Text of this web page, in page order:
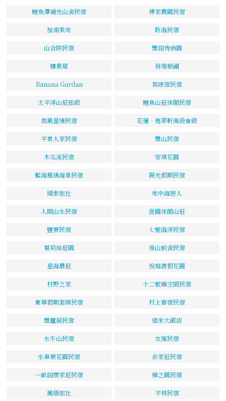
鯉魚潭瑚光山舍民宿 傅家農園民宿
加南美地 聆海民宿
山合院民宿 豐田肯納園
糖果屋 發現樹湖
Banana Gardan 葉綠宿民宿
太平洋山莊旅館 鯉魚山莊休閒民宿
微風星情民宿 花蓮‧逸翠軒高級會館
平常人家民宿 豐山民宿
木瓜溪民宿 安琪花園
藍海風情海景民宿 陽光假期民宿
順泰旅社 地中海戀人
人間山水民宿 澄園休閒山莊
鹽寮民宿 七號海洋民宿
葛莉絲莊園 後山前舍民宿
星海農莊 悅庭渡假花園
村野之家 十二號橋空間民宿
東華假期套房民宿 村上春宿民宿
豐廬居民宿 遠來大飯店
水牛山民宿 女窩民宿
水車寮花園民宿 余家莊民宿
一畝田廖家莊民宿 樟之園民宿
鳳梧旅社 平林民宿